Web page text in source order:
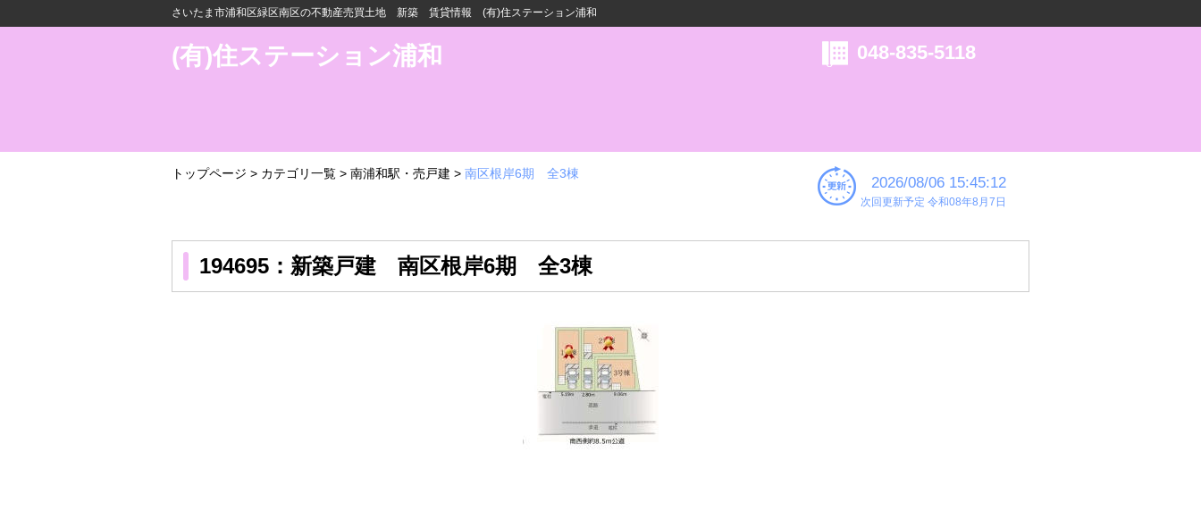
さいたま市浦和区緑区南区の不動産売買土地 新築 賃貸情報 (有)住ステーション浦和
(有)住ステーション浦和 048-835-5118
トップページ > カテゴリ一覧 > 南浦和駅・売戸建 > 南区根岸6期 全3棟
2026/08/06 15:45:12
次回更新予定 令和08年8月7日
194695：新築戸建 南区根岸6期 全3棟